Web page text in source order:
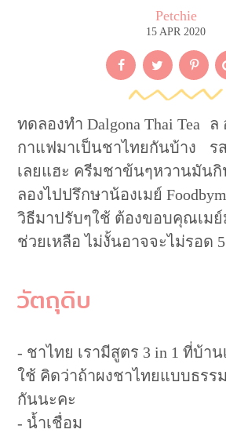
Petchie
15 APR 2020
ทดลองทำ Dalgona Thai Tea ล
กาแฟมาเป็นชาไทยกันบ้าง ร
เลยแฮะ ครีมชาข้นๆหวานมัน
ลองไปปรึกษาน้องเมย์
วิธีมาปรับๆใช้ ต้องขอบคุณเม
ช่วยเหลือ ไม่งั้นอาจจะไม่รอด
วัตถุดิบ
- ชาไทย เรามีสูตร 3 in 1 ที่บ้าน
ใช้ คิดว่าถ้าผงชาไทยแบบธรร
กันนะคะ
- น้ำเชื่อม